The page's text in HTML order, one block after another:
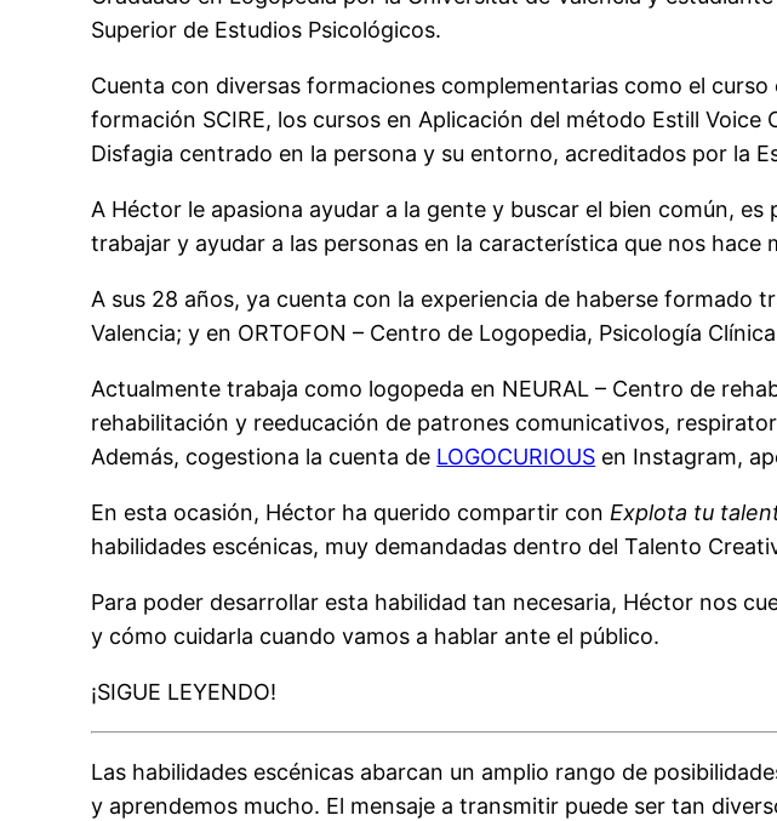
Superior de Estudios Psicológicos.
Cuenta con diversas formaciones complementarias como el
formación SCIRE, los cursos en Aplicación del método Estill
Disfagia centrado en la persona y su entorno, acreditados por la
A Héctor le apasiona ayudar a la gente y buscar el bien común,
trabajar y ayudar a las personas en la característica que nos hace
A sus 28 años, ya cuenta con la experiencia de haberse formado
Valencia; y en ORTOFON – Centro de Logopedia, Psicología
Actualmente trabaja como logopeda en NEURAL – Centro de
rehabilitación y reeducación de patrones comunicativos,
Además, cogestiona la cuenta de LOGOCURIOUS en Instagram,
En esta ocasión, Héctor ha querido compartir con Explota tu
habilidades escénicas, muy demandadas dentro del Talento
Para poder desarrollar esta habilidad tan necesaria, Héctor nos
y cómo cuidarla cuando vamos a hablar ante el público.
¡SIGUE LEYENDO!
Las habilidades escénicas abarcan un amplio rango de
y aprendemos mucho. El mensaje a transmitir puede ser tan